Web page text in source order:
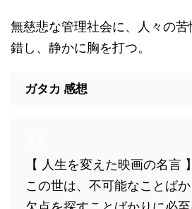
無慈悲な管理社会に、人々の
錯し、静かに胸を打つ。
ガタカ 感想
【 人生を変えた映画の名言 】
この世は、不可能なことば